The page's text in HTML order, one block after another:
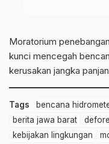
Moratorium
kunci mencegah
kerusakan jangka
Tags bencana
berita jawa barat
kebijakan lingkungan